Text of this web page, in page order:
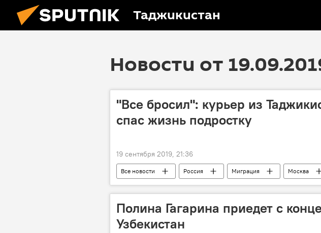
Таджикистан
Новости от
"Все бросил": курьер из
спас жизнь подростку
19 сентября 2019, 21:36
Все новости Россия Миграция Москва
Таджикистан
Полина Гагарина приедет с
Узбекистан